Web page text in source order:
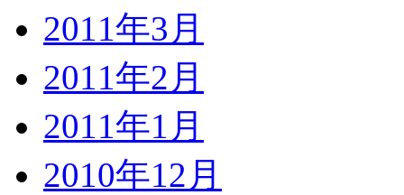
2011年3月
2011年2月
2011年1月
2010年12月